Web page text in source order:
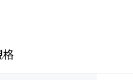
格